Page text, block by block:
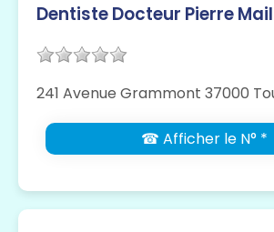
Dentiste Docteur Pierre
241 Avenue Grammont 37000
☎ Afficher le N° *